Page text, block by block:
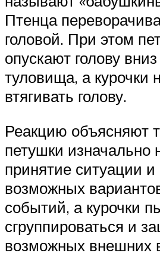
Птенца
головой. При этом
опускают голову
туловища, а курочки
втягивать голову.
Реакцию объясняют
петушки изначально
принятие ситуации и
возможных
событий, а курочки
сгруппироваться и
возможных внешних